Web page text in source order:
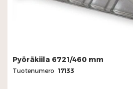
Pyöräkiila 6721/460 mm
Tuotenumero 17133